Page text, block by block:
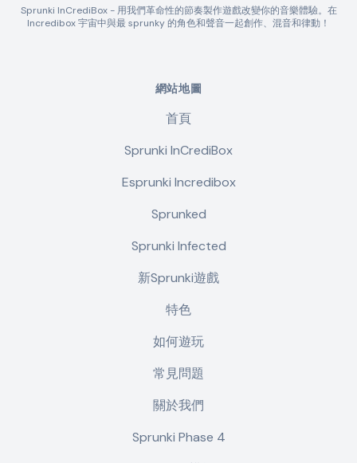
Sprunki InCrediBox - 用我們革命性的節奏製作遊戲改變你的音樂體驗。在
Incredibox 宇宙中與最 sprunky 的角色和聲音一起創作、混音和律動！
網站地圖
首頁
Sprunki InCrediBox
Esprunki Incredibox
Sprunked
Sprunki Infected
新Sprunki遊戲
特色
如何遊玩
常見問題
關於我們
Sprunki Phase 4